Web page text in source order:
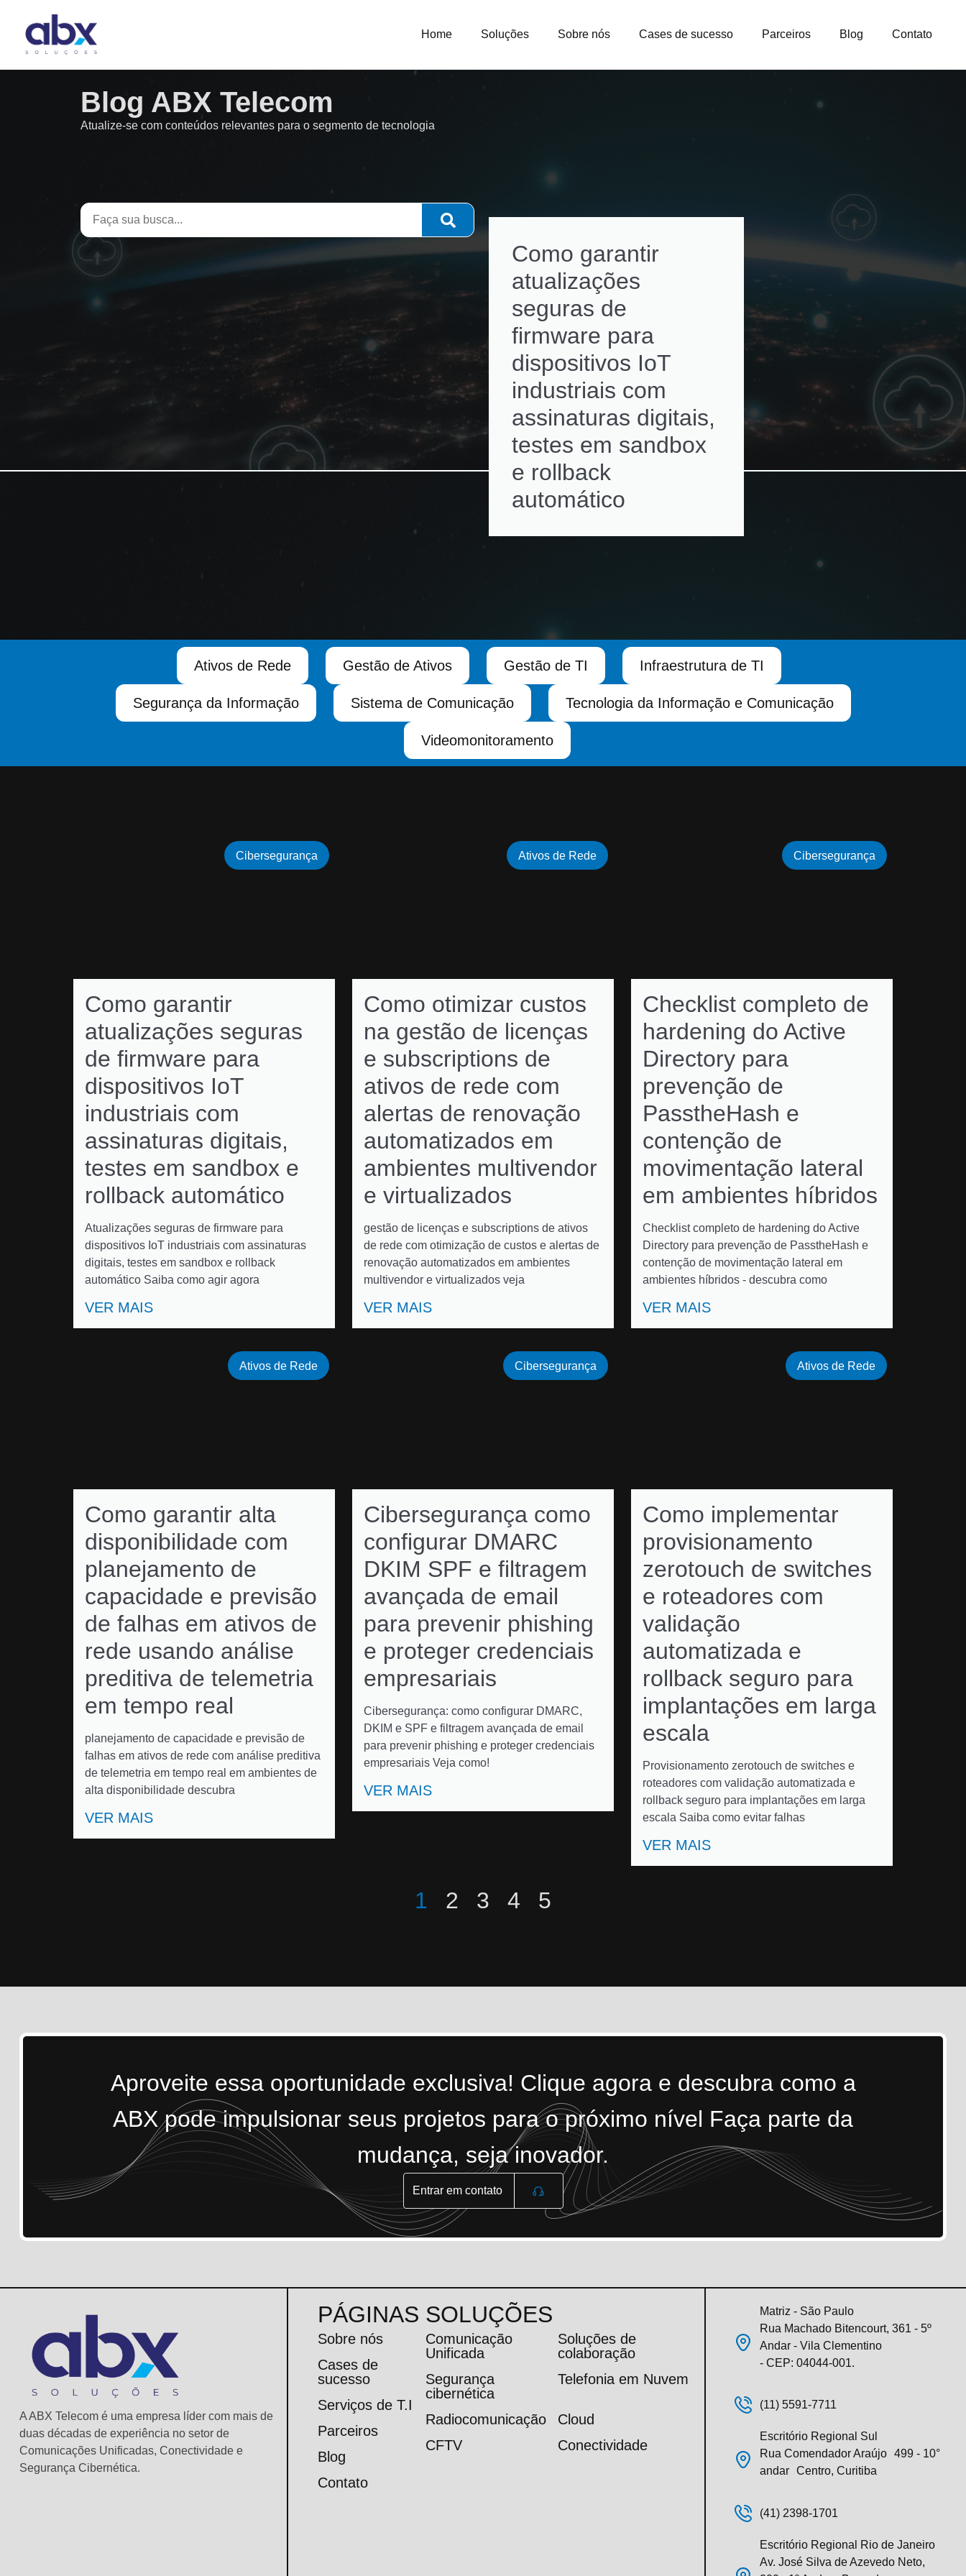
Home Soluções Sobre nós Cases de sucesso Parceiros Blog Contato
Blog ABX Telecom
Atualize-se com conteúdos relevantes para o segmento de tecnologia
Como garantir
atualizações
seguras de
firmware para
dispositivos IoT
industriais com
assinaturas digitais,
testes em sandbox
e rollback
automático
Como otimizar
custos na gestão
licenças e
subscriptions de
ativos de rede
alertas de
renovação
automatizados
ambientes
Ativos de Rede Gestão de Ativos Gestão de TI Infraestrutura de TI
Segurança da Informação Sistema de Comunicação Tecnologia da Informação e Comunicação
Videomonitoramento
Como garantir
atualizações seguras
de firmware para
dispositivos IoT
industriais com
assinaturas digitais,
testes em sandbox e
rollback automático
Atualizações seguras de firmware para
dispositivos IoT industriais com assinaturas
digitais, testes em sandbox e rollback
automático Saiba como agir agora
VER MAIS
Cibersegurança
Como otimizar custos
na gestão de licenças
e subscriptions de
ativos de rede com
alertas de renovação
automatizados em
ambientes multivendor
e virtualizados
gestão de licenças e subscriptions de ativos
de rede com otimização de custos e alertas de
renovação automatizados em ambientes
multivendor e virtualizados veja
VER MAIS
Ativos de Rede
Checklist completo de
hardening do Active
Directory para
prevenção de
PasstheHash e
contenção de
movimentação lateral
em ambientes híbridos
Checklist completo de hardening do Active
Directory para prevenção de PasstheHash e
contenção de movimentação lateral em
ambientes híbridos - descubra como
VER MAIS
Cibersegurança
Como garantir alta
disponibilidade com
planejamento de
capacidade e previsão
de falhas em ativos de
rede usando análise
preditiva de telemetria
em tempo real
planejamento de capacidade e previsão de
falhas em ativos de rede com análise preditiva
de telemetria em tempo real em ambientes de
alta disponibilidade descubra
VER MAIS
Ativos de Rede
Cibersegurança como
configurar DMARC
DKIM SPF e filtragem
avançada de email
para prevenir phishing
e proteger credenciais
empresariais
Cibersegurança: como configurar DMARC,
DKIM e SPF e filtragem avançada de email
para prevenir phishing e proteger credenciais
empresariais Veja como!
VER MAIS
Cibersegurança
Como implementar
provisionamento
zerotouch de switches
e roteadores com
validação
automatizada e
rollback seguro para
implantações em larga
escala
Provisionamento zerotouch de switches e
roteadores com validação automatizada e
rollback seguro para implantações em larga
escala Saiba como evitar falhas
VER MAIS
Ativos de Rede
1 2 3 4 5
Aproveite essa oportunidade exclusiva! Clique agora e descubra como a
ABX pode impulsionar seus projetos para o próximo nível Faça parte da
mudança, seja inovador.
Entrar em contato
A ABX Telecom é uma empresa líder com mais de
duas décadas de experiência no setor de
Comunicações Unificadas, Conectividade e
Segurança Cibernética.
PÁGINAS
Sobre nós
Cases de
sucesso
Serviços de T.I
Parceiros
Blog
Contato
SOLUÇÕES
Comunicação
Unificada
Soluções de
colaboração
Segurança
cibernética
Telefonia em Nuvem
Radiocomunicação
Cloud
CFTV
Conectividade
Matriz - São Paulo
Rua Machado Bitencourt, 361 - 5º
Andar - Vila Clementino
- CEP: 04044-001.
(11) 5591-7711
Escritório Regional Sul
Rua Comendador Araújo 499 - 10°
andar Centro, Curitiba
(41) 2398-1701
Escritório Regional Rio de Janeiro
Av. José Silva de Azevedo Neto,